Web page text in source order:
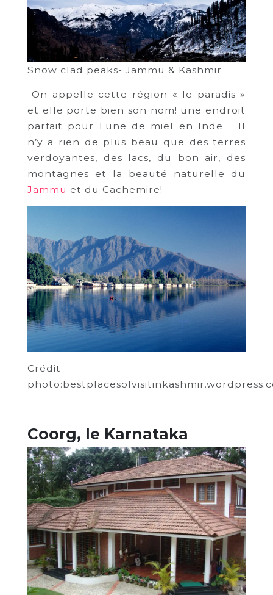
Snow clad peaks- Jammu & Kashmir
On appelle cette région « le paradis »
et elle porte bien son nom! une endroit
parfait pour Lune de miel en Inde Il
n’y a rien de plus beau que des terres
verdoyantes, des lacs, du bon air, des
montagnes et la beauté naturelle du
Jammu et du Cachemire!
Crédit
Coorg, le Karnataka